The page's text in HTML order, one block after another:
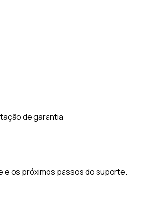
de garantia
e os próximos passos do suporte.